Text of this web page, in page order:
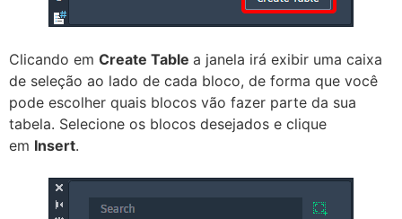
Clicando em Create Table a janela irá exibir uma caixa
de seleção ao lado de cada bloco, de forma que você
pode escolher quais blocos vão fazer parte da sua
tabela. Selecione os blocos desejados e clique
em Insert.